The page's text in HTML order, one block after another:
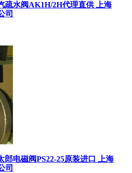
疏水阀AK1H/2H代理直供 上海
司
郎电磁阀PS22-25原装进口 上海
司